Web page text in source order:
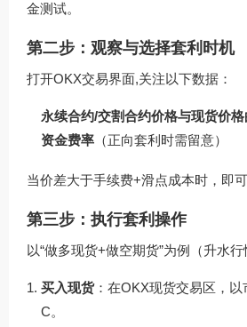
金测试。
第二步：观察与选择套利时机
打开OKX交易界面,关注以下数据：
永续合约/交割合约价格与现货价
资金费率 （正向套利时需留意）
当价差大于手续费+滑点成本时，即可
第三步：执行套利操作
以“做多现货+做空期货”为例（升水行
买入现货：在OKX现货交易区，
C。